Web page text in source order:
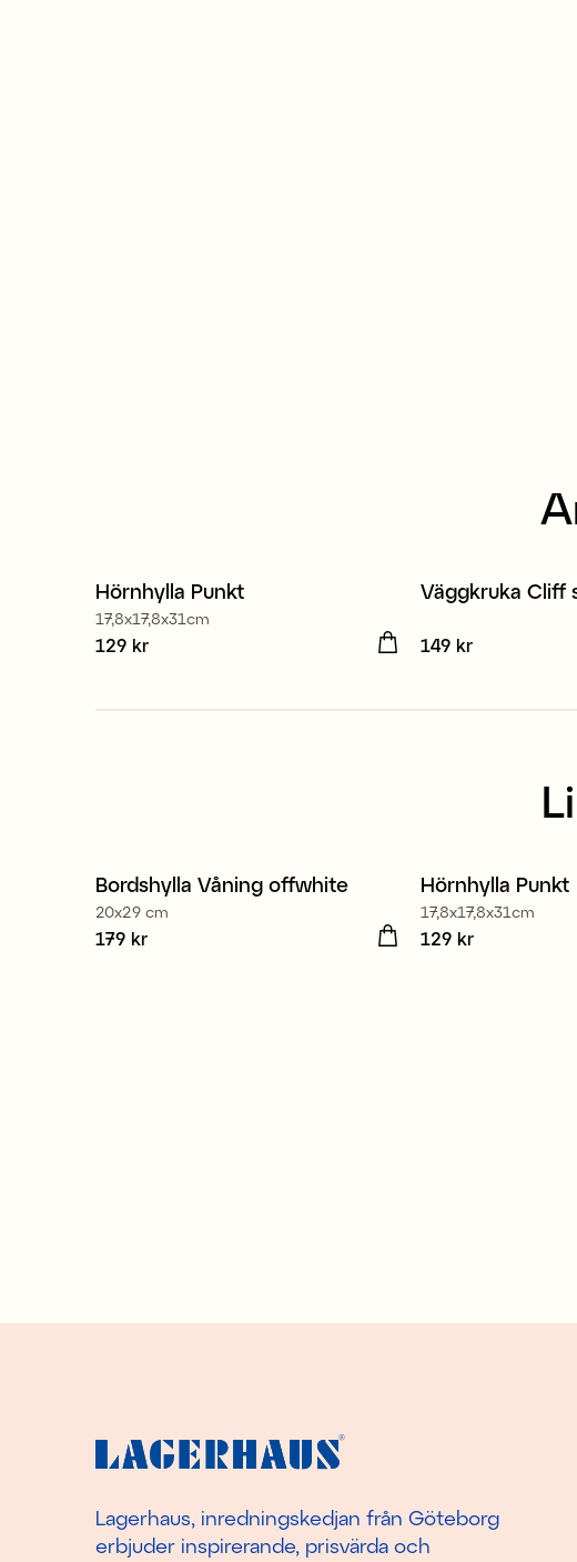
Hörnhylla Punkt
17,8x17,8x31cm
Pris :129 kr
129 kr
Väggkruka Cliff
Pris :149 kr
149 kr
Bordshylla Våning offwhite
20x29 cm
Pris :179 kr
179 kr
Hörnhylla Punkt
17,8x17,8x31cm
Pris :129 kr
129 kr
Lagerhaus, inredningskedjan från Göteborg
erbjuder inspirerande, prisvärda och